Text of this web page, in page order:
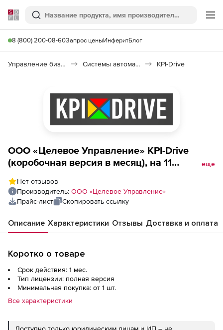
Softline
Поиск
8 (800) 200-08-60Запрос ценыИнферитБлог
Управление бизнесом, CRM/ERP Системы автоматизации KPI-Drive
ООО «Целевое Управление» KPI-Drive
(коробочная версия в месяц), на 11
еще
Нет отзывов
Производитель: ООО «Целевое Управление»
Прайс-лист
Скопировать ссылку
Описание Характеристики Отзывы Доставка и оплата
Коротко о товаре
Срок действия: 1 мес.
Тип лицензии: полная версия
Минимальная покупка: от 1 шт.
Все характеристики
Доступно только юридическим лицам и ИП – не